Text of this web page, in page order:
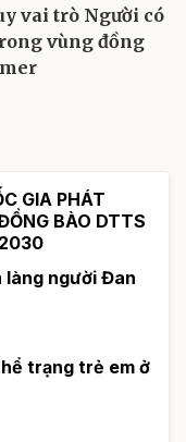
vai trò Người có
vùng đồng
GIA PHÁT
BÀO DTTS
làng người Đan
trạng trẻ em ở